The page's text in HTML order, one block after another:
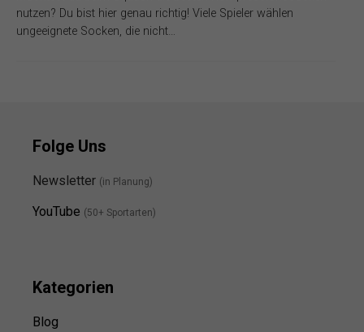
nutzen? Du bist hier genau richtig! Viele Spieler wählen
ungeeignete Socken, die nicht…
Folge Uns
Newsletter (in Planung)
YouTube (50+ Sportarten)
Kategorien
Blog